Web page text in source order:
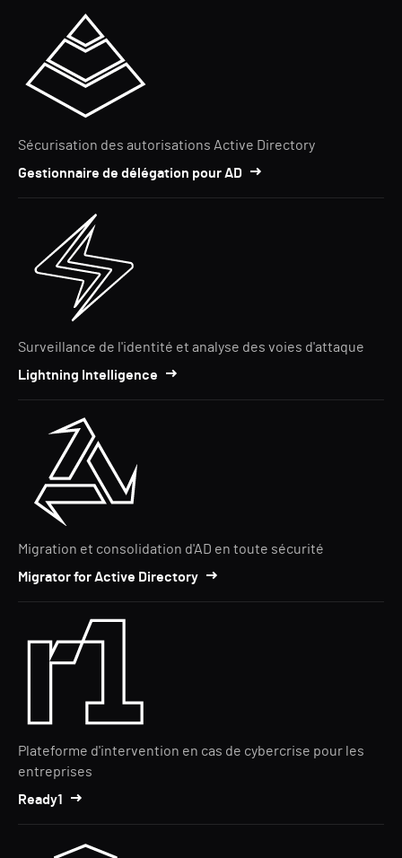
Sécurisation des autorisations Active Directory
Gestionnaire de délégation pour AD
Surveillance de l'identité et analyse des voies d'attaque
Lightning Intelligence
Migration et consolidation d'AD en toute sécurité
Migrator for Active Directory
Plateforme d'intervention en cas de cybercrise pour les
entreprises
Ready1